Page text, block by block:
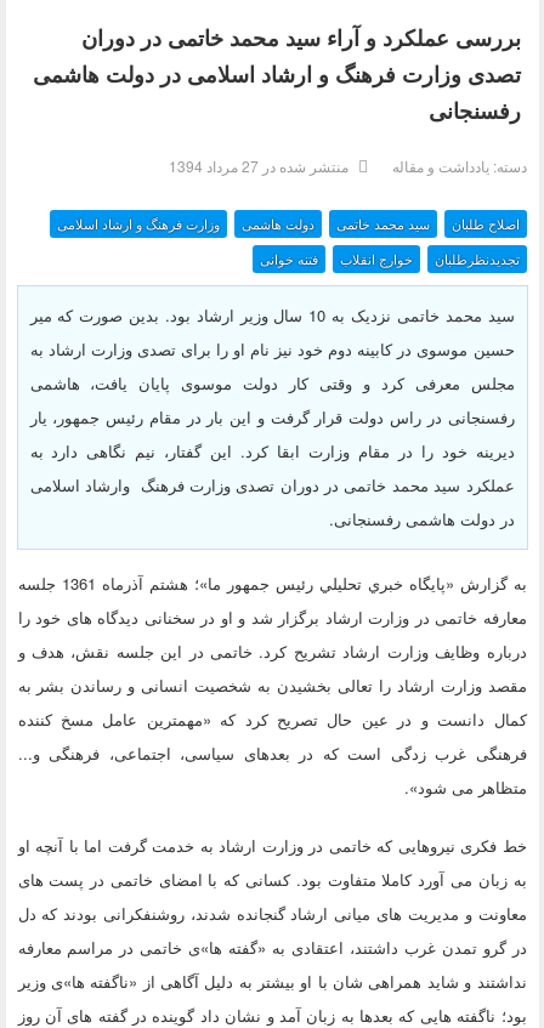
بررسی عملکرد و آراء سید محمد خاتمی در دوران
تصدی وزارت فرهنگ و ارشاد اسلامی در دولت هاشمی
رفسنجانی
دسته:یادداشت و مقاله منتشر شده در 27 مرداد 1394
اصلاح طلبان سید محمد خاتمی دولت هاشمی
وزارت فرهنگ و ارشاد اسلامی
فتنه خوانی
خوارج انقلاب تجدیدنظرطلبان
سید محمد خاتمی نزدیک به 10 سال وزیر ارشاد بود. بدین صورت که میر
حسین موسوی در کابینه دوم خود نیز نام او را برای تصدی وزارت ارشاد به
مجلس معرفی کرد و وقتی کار دولت موسوی پایان یافت، هاشمی
رفسنجانی در راس دولت قرار گرفت و این بار در مقام رئیس جمهور، یار
دیرینه خود را در مقام وزارت ابقا کرد. این گفتار، نیم نگاهی دارد به
عملکرد سید محمد خاتمی در دوران تصدی وزارت فرهنگ وارشاد اسلامی
در دولت هاشمی رفسنجانی.
به گزارش «پايگاه خبري تحليلي رئيس جمهور ما»؛ هشتم آذرماه 1361 جلسه
معارفه خاتمی در وزارت ارشاد برگزار شد و او در سخنانی دیدگاه های خود را
درباره وظایف وزارت ارشاد تشریح کرد. خاتمی در این جلسه نقش، هدف و
مقصد وزارت ارشاد را تعالی بخشیدن به شخصیت انسانی و رساندن بشر به
کمال دانست و در عین حال تصریح کرد که «مهمترین عامل مسخ کننده
فرهنگی غرب زدگی است که در بعدهای سیاسی، اجتماعی، فرهنگی و...
متظاهر می شود».
خط فکری نیروهایی که خاتمی در وزارت ارشاد به خدمت گرفت اما با آنچه او
به زبان می آورد کاملا متفاوت بود. کسانی که با امضای خاتمی در پست های
معاونت و مدیریت های میانی ارشاد گنجانده شدند، روشنفکرانی بودند که دل
در گرو تمدن غرب داشتند، اعتقادی به «گفته ها»ی خاتمی در مراسم معارفه
نداشتند و شاید همراهی شان با او بیشتر به دلیل آگاهی از «ناگفته ها»ی وزیر
بود؛ ناگفته هایی که بعدها به زبان آمد و نشان داد گوینده در گفته های آن روز